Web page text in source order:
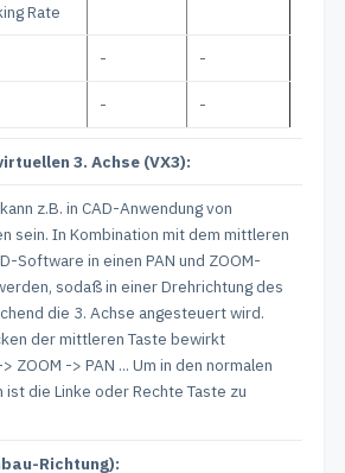
Rate
- -
- -
3. Achse (VX3):
z.B. in CAD-Anwendung von
sein. In Kombination mit dem mittleren
Software in einen PAN und ZOOM-
sodaß in einer Drehrichtung des
die 3. Achse angesteuert wird.
der mittleren Taste bewirkt
ZOOM -> PAN ... Um in den normalen
ist die Linke oder Rechte Taste zu
Richtung):